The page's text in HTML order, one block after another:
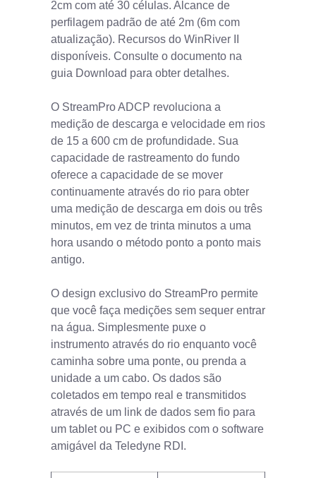
2cm com até 30 células. Alcance de
perfilagem padrão de até 2m (6m com
atualização). Recursos do WinRiver II
disponíveis. Consulte o documento na
guia Download para obter detalhes.
O StreamPro ADCP revoluciona a
medição de descarga e velocidade em rios
de 15 a 600 cm de profundidade. Sua
capacidade de rastreamento do fundo
oferece a capacidade de se mover
continuamente através do rio para obter
uma medição de descarga em dois ou três
minutos, em vez de trinta minutos a uma
hora usando o método ponto a ponto mais
antigo.
O design exclusivo do StreamPro permite
que você faça medições sem sequer entrar
na água. Simplesmente puxe o
instrumento através do rio enquanto você
caminha sobre uma ponte, ou prenda a
unidade a um cabo. Os dados são
coletados em tempo real e transmitidos
através de um link de dados sem fio para
um tablet ou PC e exibidos com o software
amigável da Teledyne RDI.